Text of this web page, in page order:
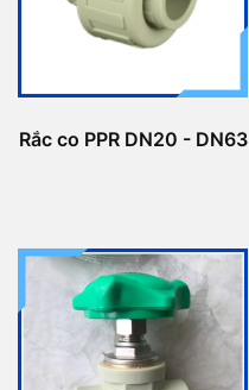
Rắc co PPR DN20 - DN63